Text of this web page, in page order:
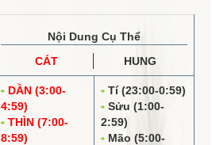
Nội Dung Cụ Thể
CÁT
HUNG
DẦN (3:00-
4:59)
THÌN (7:00-
8:59)
Tí (23:00-0:59)
Sửu (1:00-
2:59)
Mão (5:00-